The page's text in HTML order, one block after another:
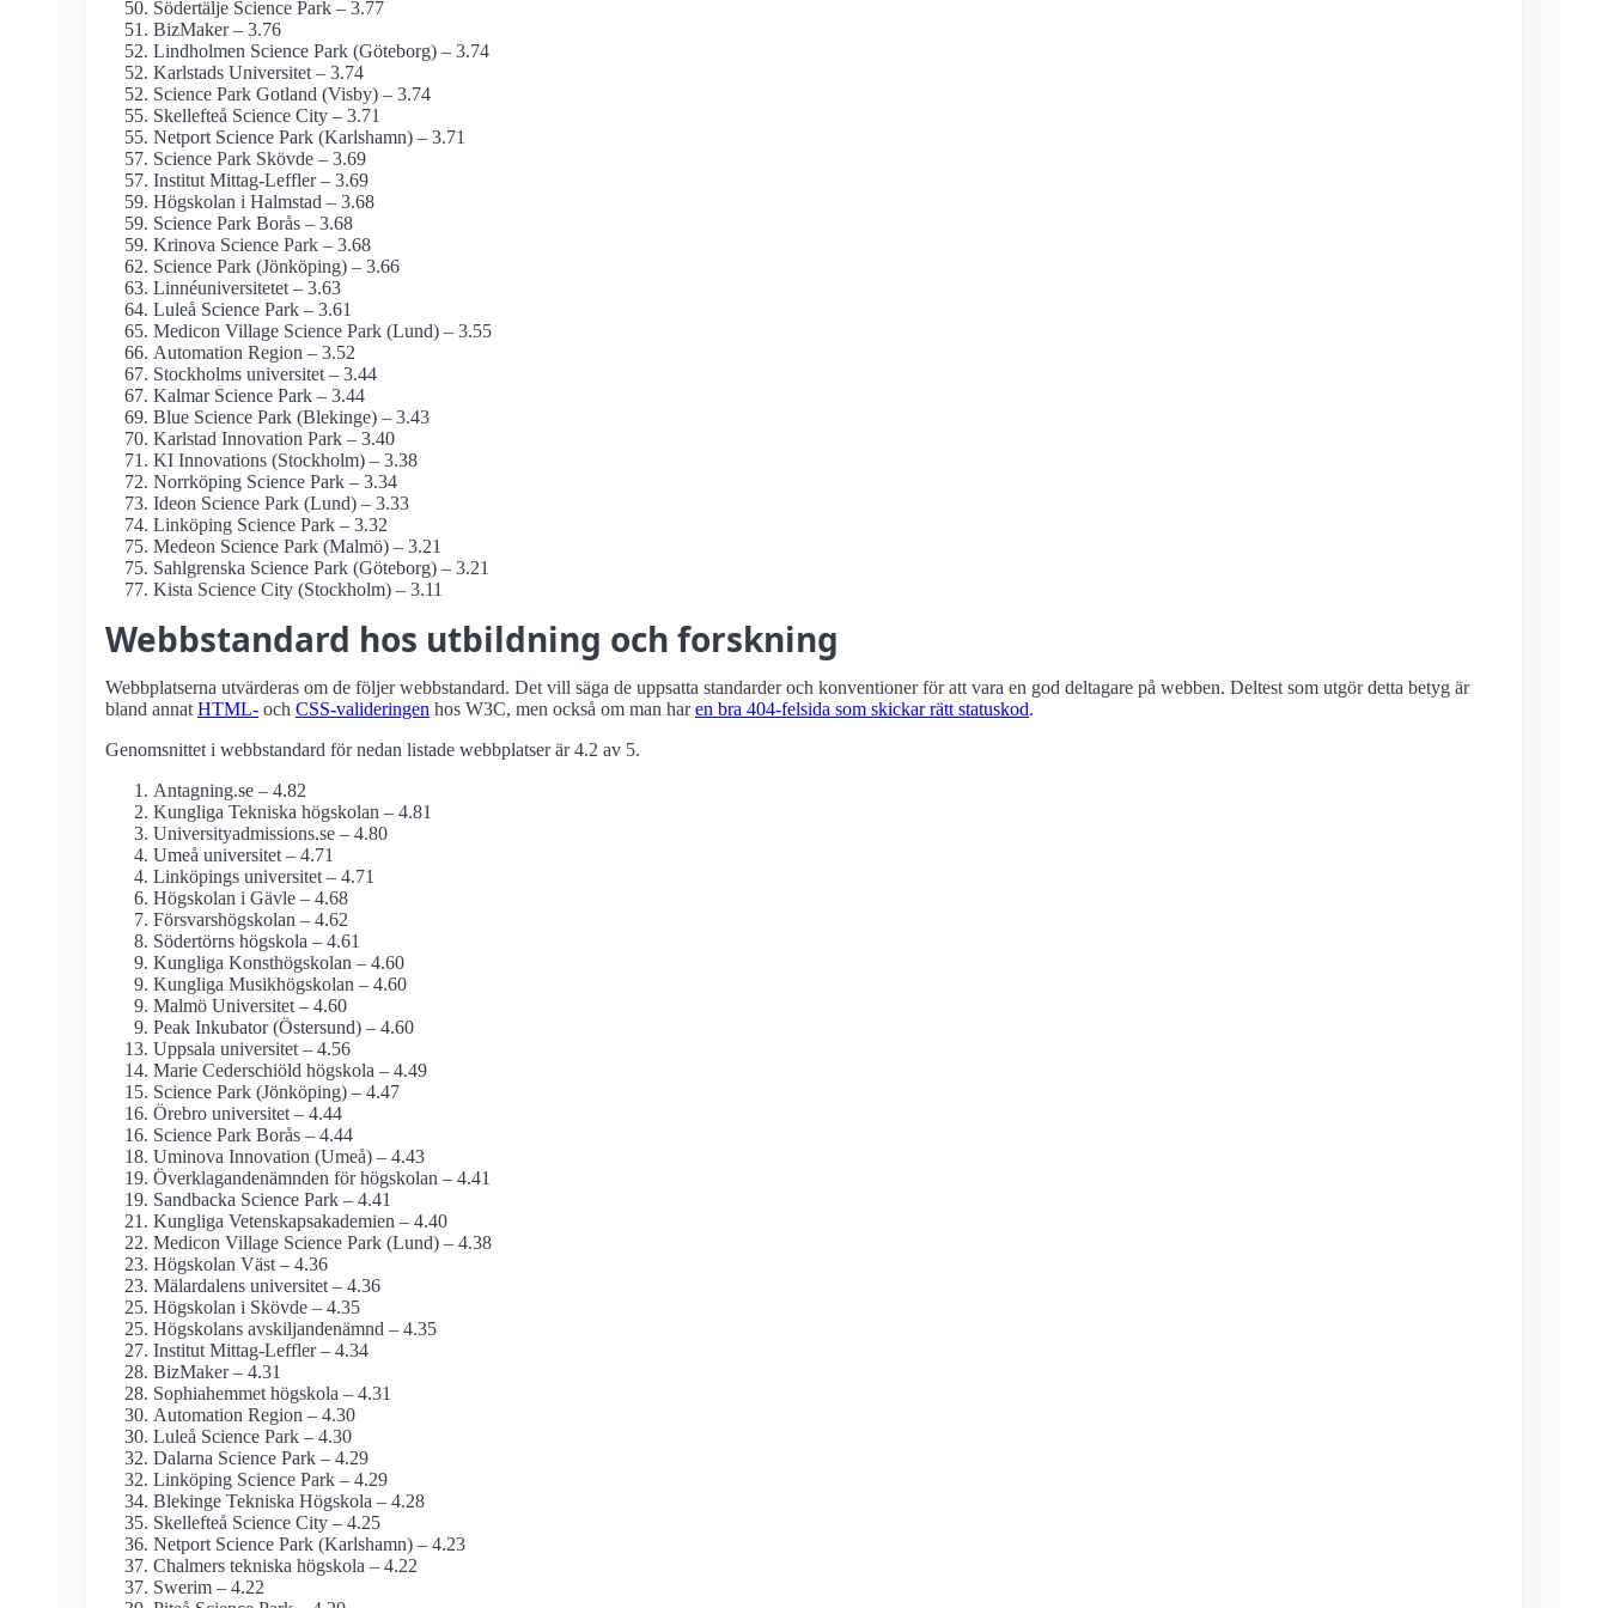
Södertälje Science Park – 3.77
BizMaker – 3.76
Lindholmen Science Park (Göteborg) – 3.74
Karlstads Universitet – 3.74
Science Park Gotland (Visby) – 3.74
Skellefteå Science City – 3.71
Netport Science Park (Karlshamn) – 3.71
Science Park Skövde – 3.69
Institut Mittag-Leffler – 3.69
Högskolan i Halmstad – 3.68
Science Park Borås – 3.68
Krinova Science Park – 3.68
Science Park (Jönköping) – 3.66
Linné­universitetet – 3.63
Luleå Science Park – 3.61
Medicon Village Science Park (Lund) – 3.55
Automation Region – 3.52
Stockholms universitet – 3.44
Kalmar Science Park – 3.44
Blue Science Park (Blekinge) – 3.43
Karlstad Innovation Park – 3.40
KI Innovations (Stockholm) – 3.38
Norrköping Science Park – 3.34
Ideon Science Park (Lund) – 3.33
Linköping Science Park – 3.32
Medeon Science Park (Malmö) – 3.21
Sahlgrenska Science Park (Göteborg) – 3.21
Kista Science City (Stockholm) – 3.11
Webbstandard hos utbildning och forskning
Webbplatserna utvärderas om de följer webbstandard. Det vill säga de uppsatta standarder och konventioner för att vara en god deltagare på webben. Deltest som utgör detta betyg är
bland annat HTML- och CSS-valideringen hos W3C, men också om man haren bra 404-felsida som skickar rätt statuskod.
Genomsnittet i webbstandard för nedan listade webbplatser är 4.2 av 5.
Antagning.se – 4.82
Kungliga Tekniska högskolan – 4.81
University­admissions.se – 4.80
Umeå universitet – 4.71
Linköpings universitet – 4.71
Högskolan i Gävle – 4.68
Försvars­högskolan – 4.62
Södertörns högskola – 4.61
Kungliga Konst­högskolan – 4.60
Kungliga Musik­högskolan – 4.60
Malmö Universitet – 4.60
Peak Inkubator (Östersund) – 4.60
Uppsala universitet – 4.56
Marie Cederschiöld högskola – 4.49
Science Park (Jönköping) – 4.47
Örebro universitet – 4.44
Science Park Borås – 4.44
Uminova Innovation (Umeå) – 4.43
Överklagande­nämnden för högskolan – 4.41
Sandbacka Science Park – 4.41
Kungliga Vetenskaps­akademien – 4.40
Medicon Village Science Park (Lund) – 4.38
Högskolan Väst – 4.36
Mälardalens universitet – 4.36
Högskolan i Skövde – 4.35
Högskolans avskiljande­nämnd – 4.35
Institut Mittag-Leffler – 4.34
BizMaker – 4.31
Sophiahemmet högskola – 4.31
Automation Region – 4.30
Luleå Science Park – 4.30
Dalarna Science Park – 4.29
Linköping Science Park – 4.29
Blekinge Tekniska Högskola – 4.28
Skellefteå Science City – 4.25
Netport Science Park (Karlshamn) – 4.23
Chalmers tekniska högskola – 4.22
Swerim – 4.22